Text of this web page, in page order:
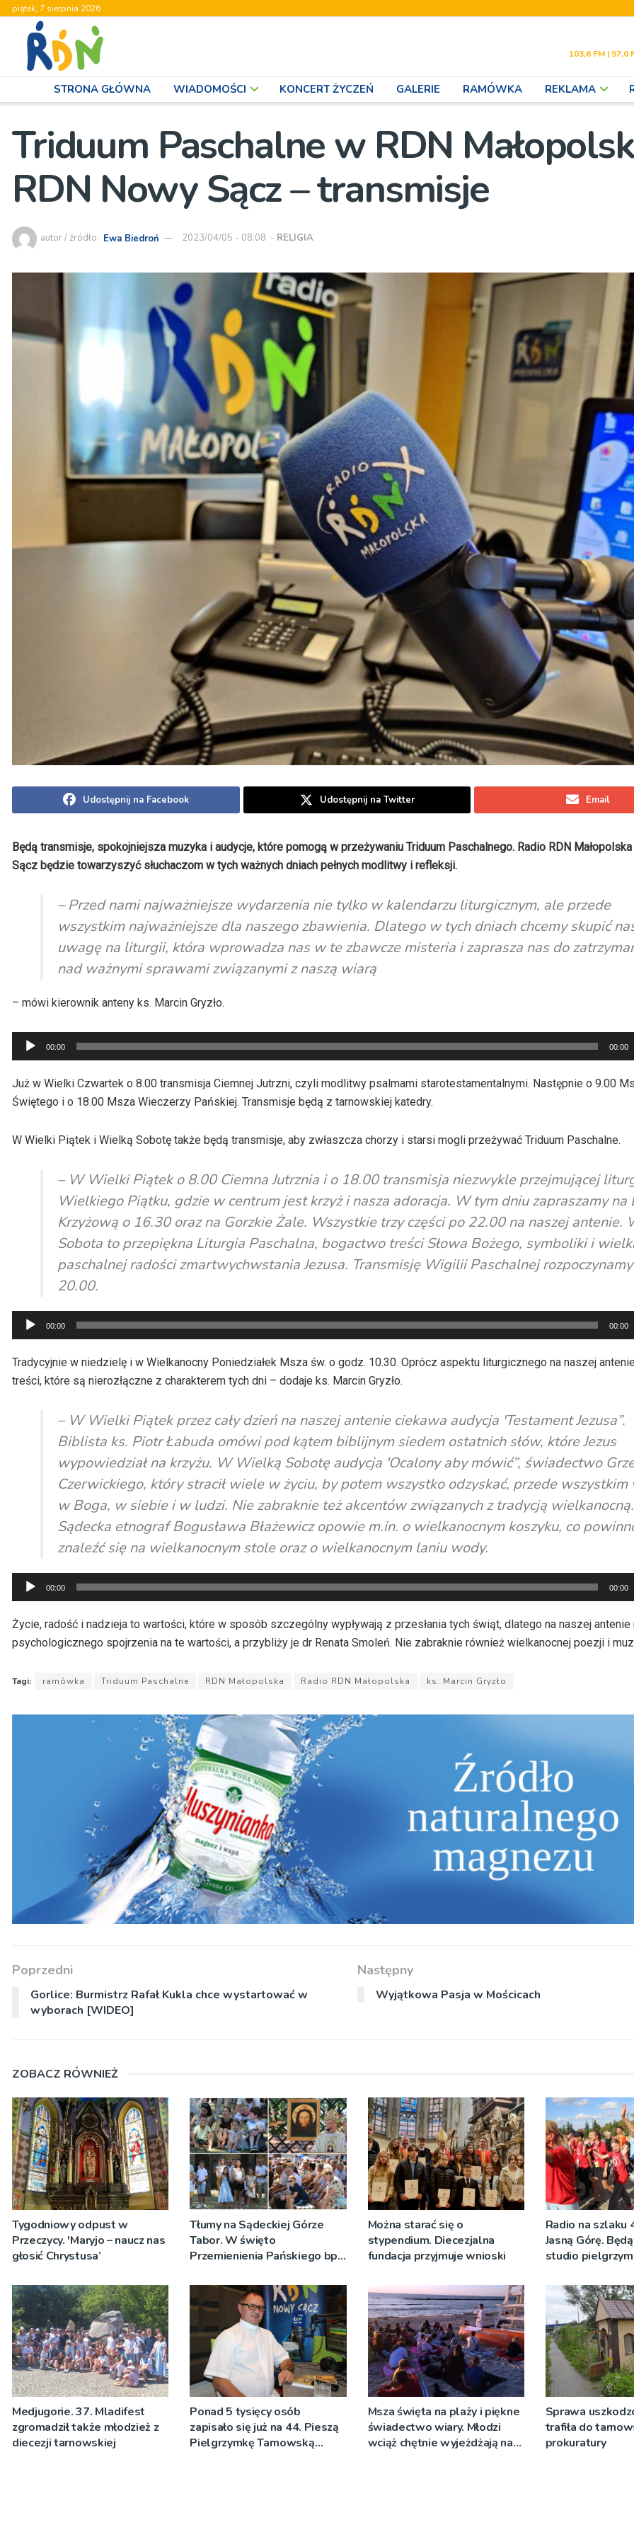
piątek, 7 sierpnia 2026
103,6 FM | 97,0
STRONA GŁÓWNA WIADOMOŚCI KONCERT ŻYCZEŃ GALERIE RAMÓWKA REKLAMA
Triduum Paschalne w RDN
RDN Nowy Sącz – transmisje
autor / źródło: Ewa Biedroń 2023/04/05 - 08:08 - RELIGIA
Udostępnij na Facebook Udostępnij na Twitter Email
Będą transmisje, spokojniejsza muzyka i audycje, które pomogą w przeżywaniu Triduum Paschalnego. Radio RDN
Sącz będzie towarzyszyć słuchaczom w tych ważnych dniach pełnych modlitwy i refleksji.
– Przed nami najważniejsze wydarzenia nie tylko w kalendarzu liturgicznym, ale przede
wszystkim najważniejsze dla naszego zbawienia. Dlatego w tych dniach chcemy skupić
uwagę na liturgii, która wprowadza nas w te zbawcze misteria i zaprasza nas do
nad ważnymi sprawami związanymi z naszą wiarą
– mówi kierownik anteny ks. Marcin Gryzło.
Odtwarzacz
plików
dźwiękowych
00:00 00:00
Już w Wielki Czwartek o 8.00 transmisja Ciemnej Jutrzni, czyli modlitwy psalmami starotestamentalnymi. Następnie o 9.00
Świętego i o 18.00 Msza Wieczerzy Pańskiej. Transmisje będą z tarnowskiej katedry.
W Wielki Piątek i Wielką Sobotę także będą transmisje, aby zwłaszcza chorzy i starsi mogli przeżywać Triduum Paschalne.
– W Wielki Piątek o 8.00 Ciemna Jutrznia i o 18.00 transmisja niezwykle przejmującej
Wielkiego Piątku, gdzie w centrum jest krzyż i nasza adoracja. W tym dniu zapraszamy na
Krzyżową o 16.30 oraz na Gorzkie Żale. Wszystkie trzy części po 22.00 na naszej antenie.
Sobota to przepiękna Liturgia Paschalna, bogactwo treści Słowa Bożego, symboliki i
paschalnej radości zmartwychwstania Jezusa. Transmisję Wigilii Paschalnej
20.00.
Odtwarzacz
plików
dźwiękowych
00:00 00:00
Tradycyjnie w niedzielę i w Wielkanocny Poniedziałek Msza św. o godz. 10.30. Oprócz aspektu liturgicznego na naszej
treści, które są nierozłączne z charakterem tych dni – dodaje ks. Marcin Gryzło.
– W Wielki Piątek przez cały dzień na naszej antenie ciekawa audycja 'Testament Jezusa”.
Biblista ks. Piotr Łabuda omówi pod kątem biblijnym siedem ostatnich słów, które Jezus
wypowiedział na krzyżu. W Wielką Sobotę audycja 'Ocalony aby mówić”, świadectwo
Czerwickiego, który stracił wiele w życiu, by potem wszystko odzyskać, przede wszystkim
w Boga, w siebie i w ludzi. Nie zabraknie też akcentów związanych z tradycją wielkanocną.
Sądecka etnograf Bogusława Błażewicz opowie m.in. o wielkanocnym koszyku, co
znaleźć się na wielkanocnym stole oraz o wielkanocnym laniu wody.
Odtwarzacz
plików
dźwiękowych
00:00 00:00
Życie, radość i nadzieja to wartości, które w sposób szczególny wypływają z przesłania tych świąt, dlatego na naszej antenie
psychologicznego spojrzenia na te wartości, a przybliży je dr Renata Smoleń. Nie zabraknie również wielkanocnej poezji i
Tagi: ramówka Triduum Paschalne RDN Małopolska Radio RDN Małopolska ks. Marcin Gryzło
Poprzedni
Gorlice: Burmistrz Rafał Kukla chce wystartować w
wyborach [WIDEO]
Następny
Wyjątkowa Pasja w Mościcach
ZOBACZ RÓWNIEŻ
Tygodniowy odpust w
Przeczycy. 'Maryjo – naucz nas
głosić Chrystusa’
Tłumy na Sądeckiej Górze
Tabor. W święto
Przemienienia Pańskiego bp
Sakramentów [ZDJĘCIA]
Można starać się o
stypendium. Diecezjalna
fundacja przyjmuje wnioski
Radio na szlaku
Jasną Górę.
studio
Medjugorie. 37. Mladifest
zgromadził także młodzież z
diecezji tarnowskiej
Ponad 5 tysięcy osób
zapisało się już na 44. Pieszą
Pielgrzymkę Tarnowską
Msza święta na plaży i piękne
świadectwo wiary. Młodzi
wciąż chętnie wyjeżdżają na
Sprawa
trafiła do
prokuratury